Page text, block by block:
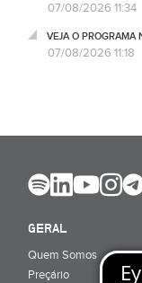
07/08/2026 11:34
VEJA O PROGRAMA
07/08/2026 11:18
GERAL
Quem Somos
Preçário